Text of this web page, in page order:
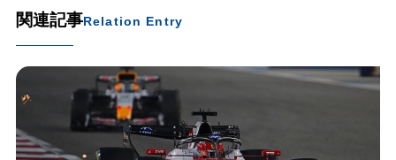
関連記事Relation Entry